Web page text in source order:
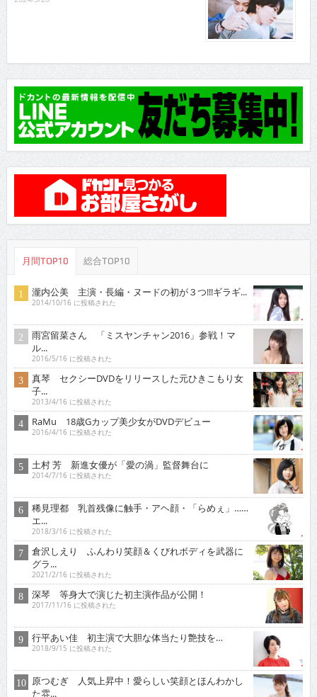
2014/10/16 に投稿された
ル...
2016/5/16 に投稿された
真琴 セクシーDVDをリリースした元ひきこもり女
子...
2013/4/16 に投稿された
RaMu 18歳Gカップ美少女がDVDデビュー
2016/4/16 に投稿された
2014/7/16 に投稿された
エ...
2018/3/16 に投稿された
倉沢しえり ふんわり笑顔＆くびれボディを武器に
グラ...
2021/2/16 に投稿された
深琴 等身大で演じた初主演作品が公開！
2017/11/16 に投稿された
2018/9/15 に投稿された
た雰...
2021/3/16 に投稿された